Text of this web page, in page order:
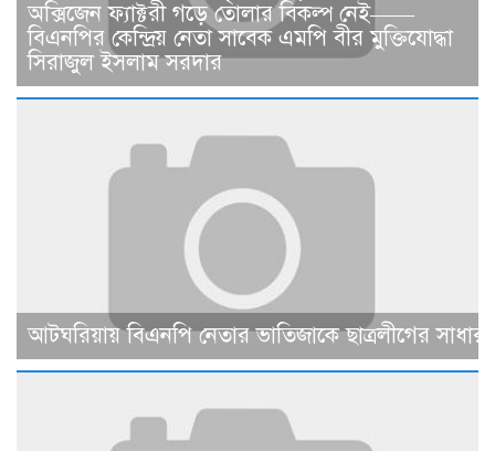
অক্সিজেন ফ্যাক্টরী গড়ে তোলার বিকল্প নেই——
বিএনপির কেন্দ্রিয় নেতা সাবেক এমপি বীর মুক্তিযোদ্ধা
সিরাজুল ইসলাম সরদার
আটঘরিয়ায় বিএনপি নেতার ভাতিজাকে ছাত্রলীগের